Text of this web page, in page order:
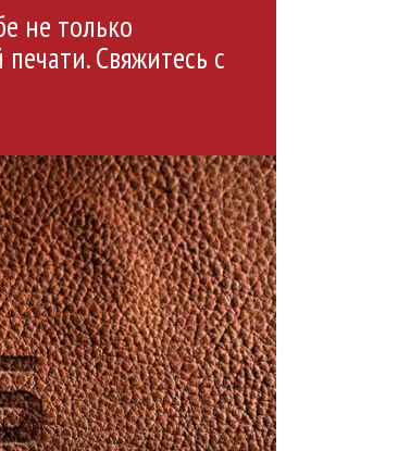
не только
Свяжитесь с